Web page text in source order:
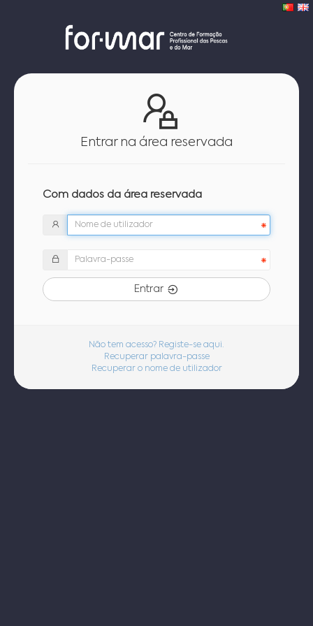
Entrar na área reservada
Com dados da área reservada
Entrar
Não tem acesso? Registe-se aqui.
Recuperar palavra-passe
Recuperar o nome de utilizador